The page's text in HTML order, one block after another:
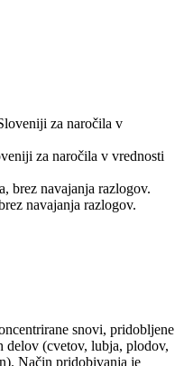
za naročila v vrednosti
navajanja razlogov.
snovi, pridobljene
(cvetov, lubja, plodov,
Način pridobivanja je